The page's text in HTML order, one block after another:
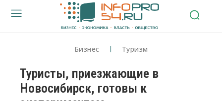
Бизнес Туризм
Туристы, приезжающие в
Новосибирск, готовы к